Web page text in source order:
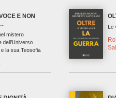
E NON
mistero
dell’Universo
la sua Teosofia
Le